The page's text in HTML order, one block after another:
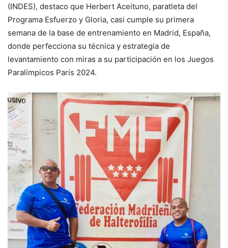
(INDES), destaco que Herbert Aceituno, paratleta del
Programa Esfuerzo y Gloria, casi cumple su primera
semana de la base de entrenamiento en Madrid, España,
donde perfecciona su técnica y estrategia de
levantamiento con miras a su participación en los Juegos
Paralímpicos París 2024.